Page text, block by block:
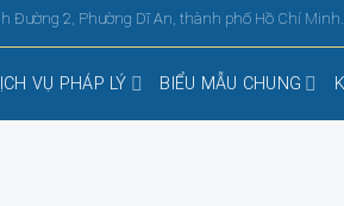
Đường 2, Phường Dĩ An, thành phố Hồ Chí Minh.
VỤ PHÁP LÝ BIỂU MẪU CHUNG